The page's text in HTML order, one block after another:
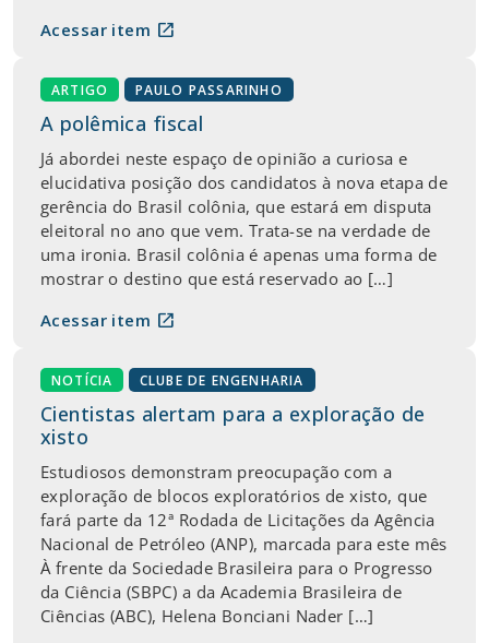
Acessar item open_in_new
ARTIGO PAULO PASSARINHO
A polêmica fiscal
Já abordei neste espaço de opinião a curiosa e
elucidativa posição dos candidatos à nova etapa de
gerência do Brasil colônia, que estará em disputa
eleitoral no ano que vem. Trata-se na verdade de
uma ironia. Brasil colônia é apenas uma forma de
mostrar o destino que está reservado ao […]
Acessar item open_in_new
NOTÍCIA CLUBE DE ENGENHARIA
Cientistas alertam para a exploração de
xisto
Estudiosos demonstram preocupação com a
exploração de blocos exploratórios de xisto, que
fará parte da 12ª Rodada de Licitações da Agência
Nacional de Petróleo (ANP), marcada para este mês
À frente da Sociedade Brasileira para o Progresso
da Ciência (SBPC) a da Academia Brasileira de
Ciências (ABC), Helena Bonciani Nader […]